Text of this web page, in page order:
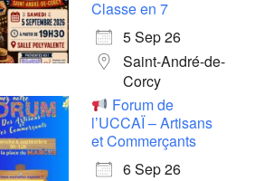
Classe en 7
5 Sep 26
Saint-André-de-
Corcy
Forum de
l’UCCAÏ – Artisans
et Commerçants
6 Sep 26